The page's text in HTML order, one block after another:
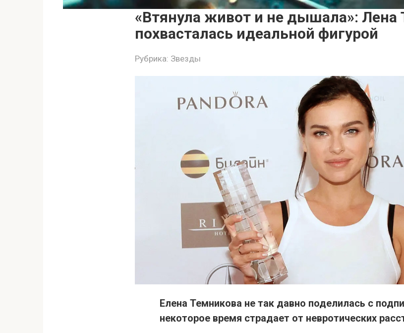
«Втянула живот и не дышала»: Лена
похвасталась идеальной фигурой
Рубрика: Звезды
Елена Темникова не так давно поделилась с
некоторое время страдает от невротических